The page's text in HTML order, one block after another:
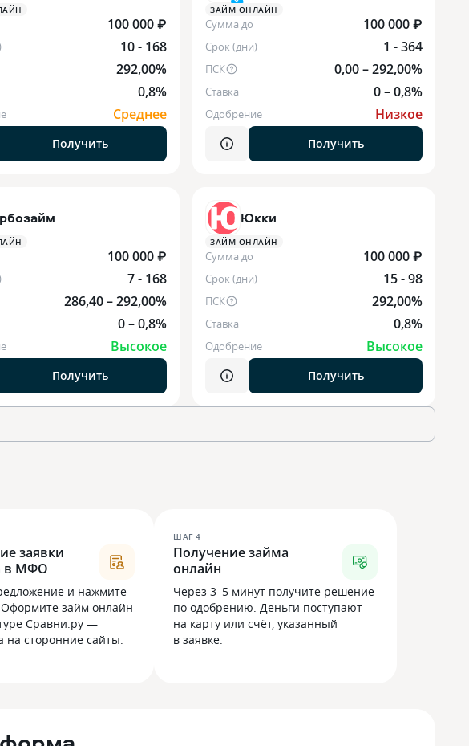
100 000 ₽
10 - 168
292,00%
0,8%
Среднее
Получить
ЗАЙМ ОНЛАЙН
Сумма до 100 000 ₽
Срок (дни) 1 - 364
ПСК 0,00 – 292,00%
Ставка 0 – 0,8%
Одобрение Низкое
Получить
100 000 ₽
7 - 168
286,40 – 292,00%
0 – 0,8%
Высокое
Получить
Юкки
ЗАЙМ ОНЛАЙН
Сумма до 100 000 ₽
Срок (дни) 15 - 98
ПСК 292,00%
Ставка 0,8%
Одобрение Высокое
Получить
заявки
в МФО
и нажмите
Оформите займ онлайн
Сравни.ру —
на сторонние сайты.
ШАГ 4
Получение займа
онлайн
Через 3–5 минут получите решение
по одобрению. Деньги поступают
на карту или счёт, указанный
в заявке.